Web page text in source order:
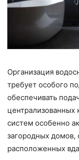
Организация
требует особого
обеспечивать
централизованных
систем особенно
загородных домов,
расположенных